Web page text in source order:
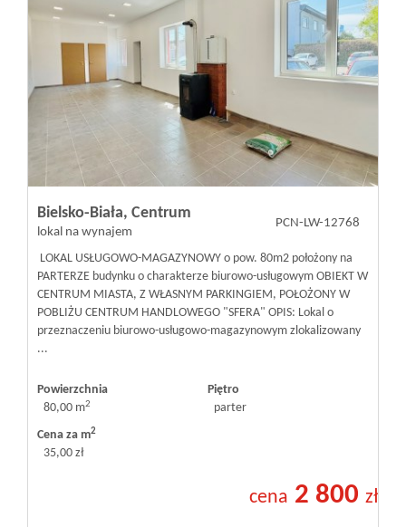
Bielsko-Biała, Centrum
lokal na wynajem
PCN-LW-12768
LOKAL USŁUGOWO-MAGAZYNOWY o pow. 80m2 położony na
PARTERZE budynku o charakterze biurowo-usługowym OBIEKT W
CENTRUM MIASTA, Z WŁASNYM PARKINGIEM, POŁOŻONY W
POBLIŻU CENTRUM HANDLOWEGO "SFERA" OPIS: Lokal o
przeznaczeniu biurowo-usługowo-magazynowym zlokalizowany
...
Powierzchnia
80,00 m2
Piętro
parter
Cena za m2
35,00 zł
cena 2 800 zł